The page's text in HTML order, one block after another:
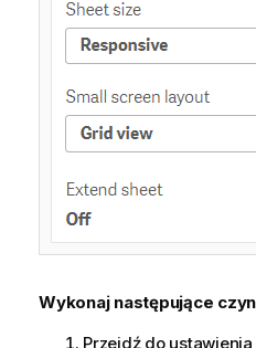
Wykonaj następujące
Przejdź do ustawienia